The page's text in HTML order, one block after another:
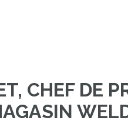
CHEF DE